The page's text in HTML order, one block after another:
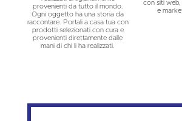
provenienti da tutto il mondo.
Ogni oggetto ha una storia da
raccontare. Portali a casa tua con
prodotti selezionati con cura e
provenienti direttamente dalle
mani di chi li ha realizzati.
con siti
e